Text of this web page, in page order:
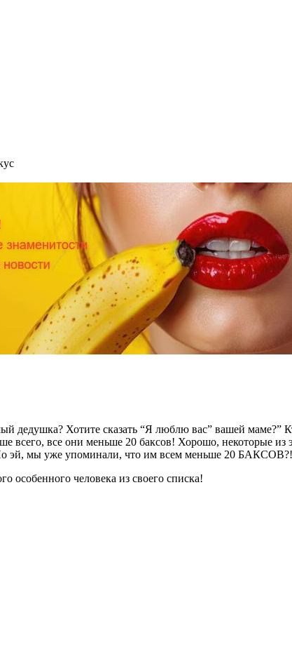
Хотите сказать “Я люблю вас” вашей маме?”
всего, все они меньше 20 баксов! Хорошо, некоторые
эй, мы уже упоминали, что им всем меньше 20
особенного человека из своего списка!